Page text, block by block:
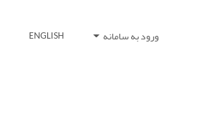
ورود به سامانه ENGLISH